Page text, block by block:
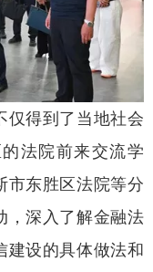
仅得到了当地社会
法院前来交流学
市东胜区法院等分
，深入了解金融法
建设的具体做法和